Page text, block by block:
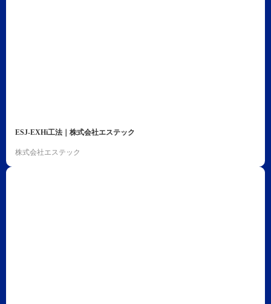
ESJ-EXHi工法｜株式会社エステック
株式会社エステック